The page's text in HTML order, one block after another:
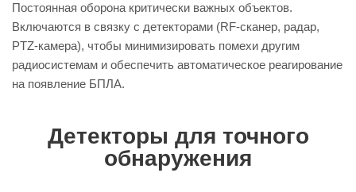
Постоянная оборона критически важных объектов.
Включаются в связку с детекторами (RF-сканер, радар,
PTZ-камера), чтобы минимизировать помехи другим
радиосистемам и обеспечить автоматическое реагирование
на появление БПЛА.
Детекторы для точного
обнаружения